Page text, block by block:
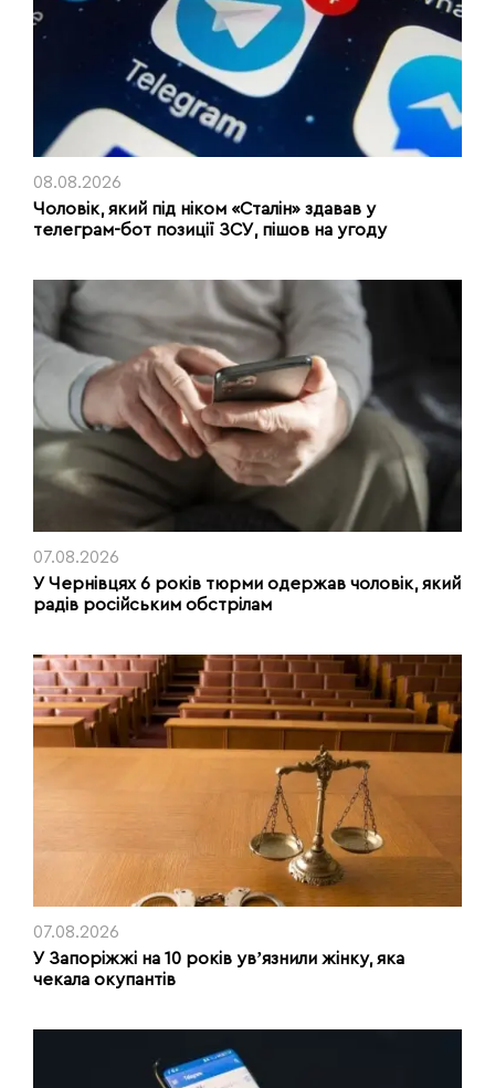
08.08.2026
Чоловік, який під ніком «Сталін» здавав у
телеграм-бот позиції ЗСУ, пішов на угоду
07.08.2026
У Чернівцях 6 років тюрми одержав чоловік, який
радів російським обстрілам
07.08.2026
У Запоріжжі на 10 років увʼязнили жінку, яка
чекала окупантів